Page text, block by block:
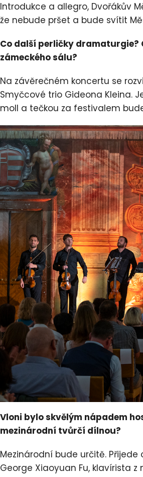
Introdukce a allegro, Dvořákův
že nebude pršet a bude svítit
Co další perličky
zámeckého sálu?
Na závěrečném koncertu se
Smyčcové trio Gideona Kleina.
moll a tečkou za festivalem
Vloni bylo skvělým nápadem
mezinárodní tvůrčí dílnou?
Mezinárodní bude určitě. Přijede
George Xiaoyuan Fu, klavírista